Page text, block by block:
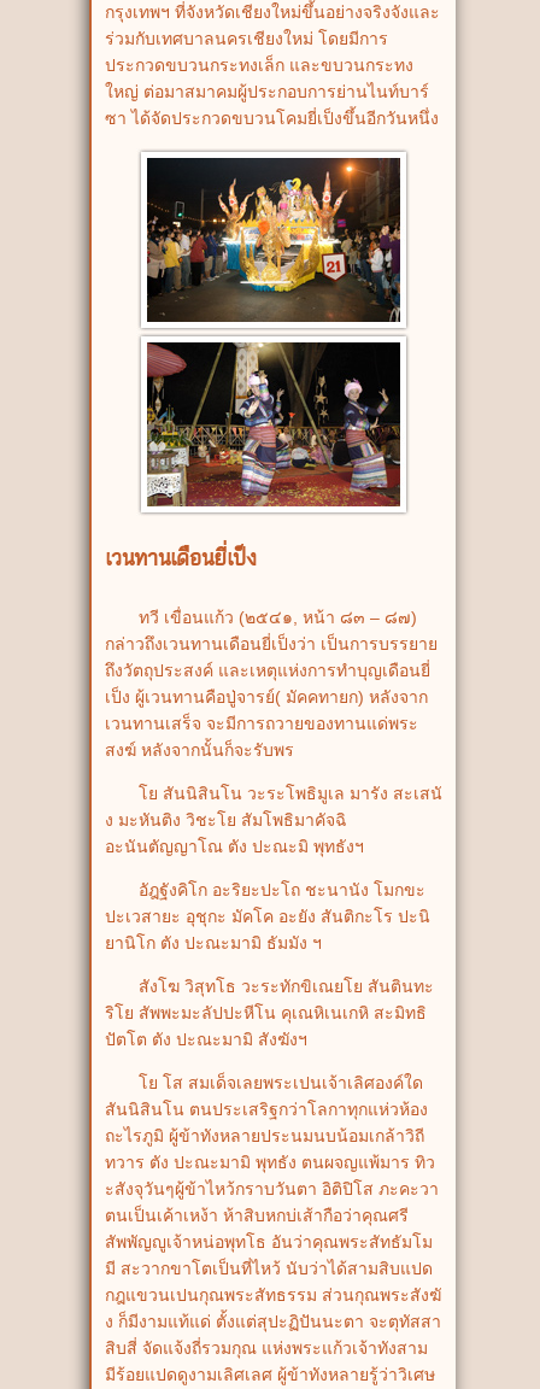
กรุงเทพฯ ที่จังหวัดเชียงใหม่ขึ้นอย่างจริงจังและ
ร่วมกับเทศบาลนครเชียงใหม่ โดยมีการ
ประกวดขบวนกระทงเล็ก และขบวนกระทง
ใหญ่ ต่อมาสมาคมผู้ประกอบการย่านไนท์บาร์
ซา ได้จัดประกวดขบวนโคมยี่เป็งขึ้นอีกวันหนึ่ง
เวนทานเดือนยี่เป็ง
ทวี เขื่อนแก้ว (๒๕๔๑, หน้า ๘๓ – ๘๗)
กล่าวถึงเวนทานเดือนยี่เป็งว่า เป็นการบรรยาย
ถึงวัตถุประสงค์ และเหตุแห่งการทำบุญเดือนยี่
เป็ง ผู้เวนทานคือปู่จารย์( มัคคทายก) หลังจาก
เวนทานเสร็จ จะมีการถวายของทานแด่พระ
สงฆ์ หลังจากนั้นก็จะรับพร
โย สันนิสินโน วะระโพธิมูเล มารัง สะเสนั
ง มะหันติง วิชะโย สัมโพธิมาคัจฉิ
อะนันตัญญาโณ ตัง ปะณะมิ พุทธังฯ
อัฎฐังคิโก อะริยะปะโถ ชะนานัง โมกขะ
ปะเวสายะ อุชุกะ มัคโค อะยัง สันติกะโร ปะนิ
ยานิโก ตัง ปะณะมามิ ธัมมัง ฯ
สังโฆ วิสุทโธ วะระทักขิเณยโย สันตินทะ
ริโย สัพพะมะลัปปะหีโน คุเณหิเนเกหิ สะมิทธิ
ปัตโต ตัง ปะณะมามิ สังฆังฯ
โย โส สมเด็จเลยพระเปนเจ้าเลิศองค์ใด
สันนิสินโน ตนประเสริฐกว่าโลกาทุกแห่วห้อง
ถะไรภูมิ ผู้ข้าทังหลายประนมนบน้อมเกล้าวิถี
ทวาร ตัง ปะณะมามิ พุทธัง ตนผจญแพ้มาร ทิว
ะสังจุวันๆผู้ข้าไหว้กราบวันตา อิติปิโส ภะคะวา
ตนเป็นเค้าเหง้า ห้าสิบหกบ่เส้ากือว่าคุณศรี
สัพพัญญูเจ้าหน่อพุทโธ อันว่าคุณพระสัทธัมโม
มี สะวากขาโตเป็นที่ไหว้ นับว่าได้สามสิบแปด
กฎแขวนเปนกุณพระสัทธรรม ส่วนกุณพระสังฆั
ง ก็มีงามแท้แด่ ตั้งแต่สุปะฏิปันนะตา จะตุทัสสา
สิบสี่ จัดแจ้งถี่รวมกุณ แห่งพระแก้วเจ้าทังสาม
มีร้อยแปดดูงามเลิศเลศ ผู้ข้าทังหลายรู้ว่าวิเศษ